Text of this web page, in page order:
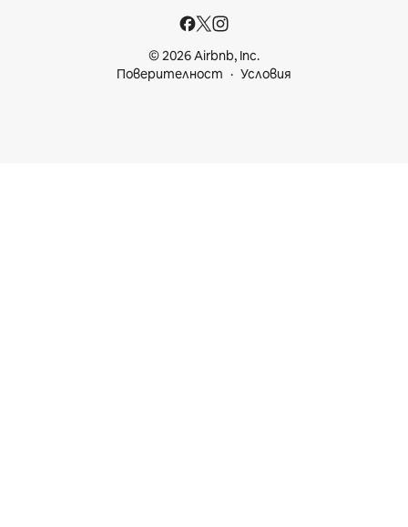
© 2026 Airbnb, Inc.
Поверителност
Условия